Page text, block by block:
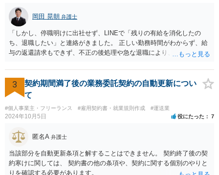
岡田 晃朝 弁護士
「しかし、停職明けに出社せず、LINEで「残りの有給を消化したの
ち、退職したい」と連絡がきました。 正しい勤務時間がわからず、給
与の返還請求もできず、不正の後処理や急な退職により、社や他のス
状況です。」 大変悪質ですね。打刻場所のデータと、これまでのタイ
ムカードの虚偽を確認し、突き付けて責任を問題にすることになるで
しょう。 詐欺もありうるでしょうね。 「正しい時間がわからないとい
うタイムカード不正打刻による返還請求はどのようにおこなえばよい
でしょうか？」 想定できる虚偽を前提に、相手と協議して詰めればよ
いかと思います。 確実な記録があれば、それによるのがよいですが、
すべては不可能でしょうので。 相手の言動には早急には返事をせずに
弁護士と相談しながら、対応策を検討する方がよいでしょう。 また、
返還が難しい場合、損害賠償を請求する事はできますでしょうか？ 法
的には可能ですが、立証の問題があります。 協議でも問題にできそう
ですが、調停なども検討できるでしょう。 また、返還請求も損害賠償
3
契約期間満了後の業務委託契約の自動更新につい
て
#個人事業主・フリーランス #雇用契約書・就業規則作成 #運送業
2024年10月5日 役にたった 7
匿名A 弁護士
当該部分を自動更新条項と解することはできません。 契約終了後の契
約寒けに関しては、 契約書の他の条項や、契約に関する個別のやりと
りを確認する必要があります。